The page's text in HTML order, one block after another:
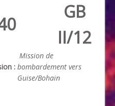
GB
II/12
:
Mission de
bombardement vers
Guise/Bohain